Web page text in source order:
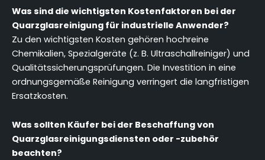
Was sind die wichtigsten Kostenfaktoren bei der
Quarzglasreinigung für industrielle Anwender?
Zu den wichtigsten Kosten gehören hochreine
Chemikalien, Spezialgeräte (z. B. Ultraschallreiniger) und
Qualitätssicherungsprüfungen. Die Investition in eine
ordnungsgemäße Reinigung verringert die langfristigen
Ersatzkosten.
Was sollten Käufer bei der Beschaffung von
Quarzglasreinigungsdiensten oder -zubehör
beachten?